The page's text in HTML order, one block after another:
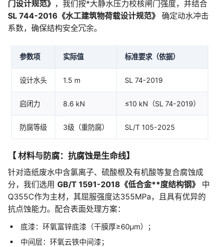
门设计规范》 ，我们按*大静水压力校核闸门强度，并结合
SL 744-2016《水工建筑物荷载设计规范》
确定动水冲击
系数，确保结构安全冗余。
参数项 实际值 标准要求（依据）
设计水头 1.5 m SL 74-2019
启闭力 8.6 kN ≤10 kN（SL 74-2019）
防腐等级 3级（重防腐） SL/T 105-2025
【 材料与防腐：抗腐蚀是生命线】
针对造纸废水中含氯离子、硫酸根及有机酸等复合腐蚀成
分，我们选用 GB/T 1591-2018《低合金**度结构钢》
中
Q355C作为主材，其屈服强度达355MPa，且具有优异的
抗点蚀能力。配合表面处理方案：
底漆：环氧富锌底漆（干膜厚≥60μm）；
中间层：环氧云铁中间漆；